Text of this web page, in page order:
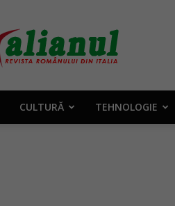
Rotalianul
CULTURĂ TEHNOLOGIE